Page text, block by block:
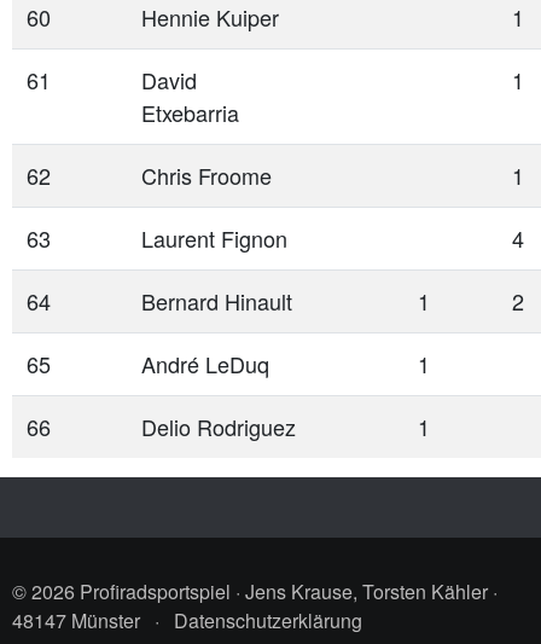
60
Hennie Kuiper
1
61
David
Etxebarria
1
62 Chris Froome
1
63
Laurent Fignon
4
64
Bernard Hinault 1
2
65
André LeDuq
1
66
Delio Rodriguez 1
© 2026 Profiradsportspiel · Jens Krause, Torsten Kähler ·
48147 Münster · Datenschutzerklärung